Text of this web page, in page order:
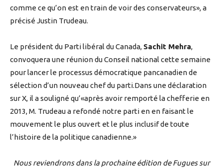
comme ce qu’on est en train de voir des conservateurs», a
précisé Justin Trudeau.
Le président du Parti libéral du Canada, Sachit Mehra,
convoquera une réunion du Conseil national cette semaine
pour lancer le processus démocratique pancanadien de
sélection d’un nouveau chef du parti.Dans une déclaration
sur X, il a souligné qu’«après avoir remporté la chefferie en
2013, M. Trudeau a refondé notre parti en en faisant le
mouvement le plus ouvert et le plus inclusif de toute
l’histoire de la politique canadienne.»
Nous reviendrons dans la prochaine édition de Fugues sur